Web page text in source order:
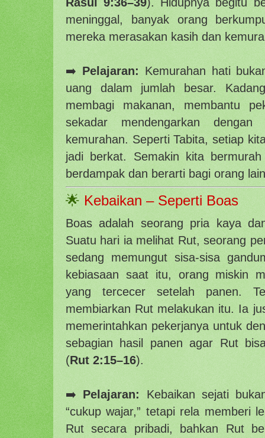
meninggal, banyak orang
mereka merasakan kasih dan
➡️ Pelajaran: Kemurahan hati
uang dalam jumlah besar.
membagi makanan, membantu
sekadar mendengarkan
kemurahan. Seperti Tabita, setiap
jadi berkat. Semakin kita
berdampak dan berarti bagi orang
🌟 Kebaikan – Seperti Boas
Boas adalah seorang pria kaya
Suatu hari ia melihat Rut, seorang
sedang memungut sisa-sisa
kebiasaan saat itu, orang miskin
yang tercecer setelah panen.
membiarkan Rut melakukan itu. Ia
memerintahkan pekerjanya untuk
sebagian hasil panen agar Rut
(Rut 2:15–16).
➡️ Pelajaran:
Kebaikan sejati
“cukup wajar,” tetapi rela memberi
Rut secara pribadi, bahkan Rut